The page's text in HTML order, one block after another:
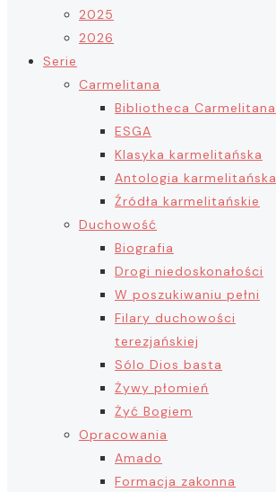
2025
2026
Serie
Carmelitana
Bibliotheca Carmelitana
ESGA
Klasyka karmelitańska
Antologia karmelitańska
Źródła karmelitańskie
Duchowość
Biografia
Drogi niedoskonałości
W poszukiwaniu pełni
Filary duchowości
terezjańskiej
Sólo Dios basta
Żywy płomień
Żyć Bogiem
Opracowania
Amado
Formacja zakonna